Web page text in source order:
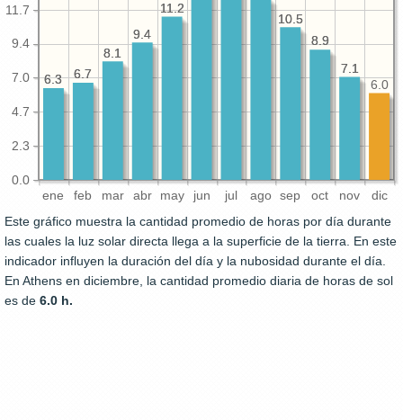
ene feb mar abr may jun jul ago sep oct nov dic
0.0
2.3
4.7
7.0
9.4
11.7
7.1
8.9
10.5
11.2
9.4
8.1
6.7
6.3 6.0
7.1
8.9
10.5
11.2
9.4
8.1
6.7
6.3
Este gráfico muestra la cantidad promedio de horas por día durante
las cuales la luz solar directa llega a la superficie de la tierra. En este
indicador influyen la duración del día y la nubosidad durante el día.
En Athens en diciembre, la cantidad promedio diaria de horas de sol
es de 6.0 h.